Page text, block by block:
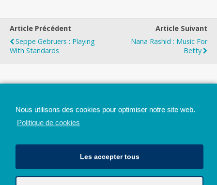
Article Précédent
Seppe Gebruers : Playing
With Standards
Article Suivant
Nana Rashid : Music For
Betty
Nous utilisons des cookies pour optimiser notre site web.
Politique de cookies
Les accepter tous